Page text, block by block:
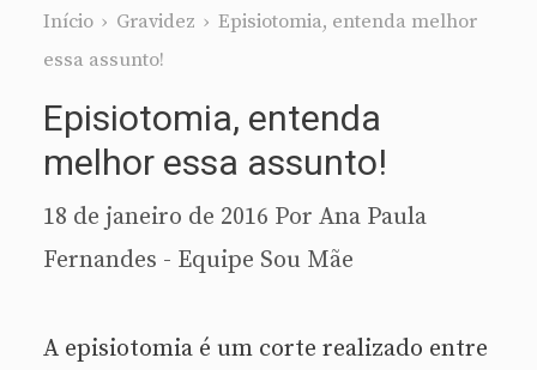
Início › Gravidez › Episiotomia, entenda melhor
essa assunto!
Episiotomia, entenda
melhor essa assunto!
18 de janeiro de 2016 Por Ana Paula
Fernandes - Equipe Sou Mãe
A episiotomia é um corte realizado entre